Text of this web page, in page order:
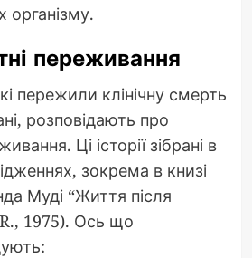
організму.
переживання
пережили клінічну смерть
розповідають про
Ці історії зібрані в
зокрема в книзі
Муді “Життя після
1975). Ось що